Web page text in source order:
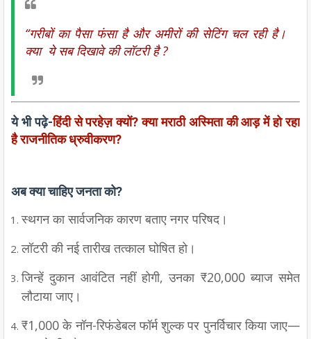
“गरीबों का पैसा फंसा है और अमीरों की सेटिंग चल रही है।
क्या ये सब दिखावे की लॉटरी है ?
ये भी पढ़े-हिंदी से परहेज़ क्यों? क्या मराठी अस्मिता की आड़ में हो रहा
है राजनीतिक ध्रुवीकरण?
अब क्या चाहिए जनता को?
स्थगन का सार्वजनिक कारण बताए नगर परिषद।
लॉटरी की नई तारीख तत्काल घोषित हो।
जिन्हें दुकान आवंटित नहीं होगी, उनका ₹20,000 ब्याज समेत
लौटाया जाए।
₹1,000 के नॉन-रिफंडेबल फॉर्म शुल्क पर पुनर्विचार किया जाए—